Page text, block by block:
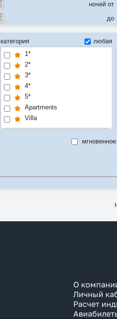
ночей от
до
категория
любая
1*
2*
3*
4*
5*
Apartments
Villa
Цена/качество
О
Личный
Расчет